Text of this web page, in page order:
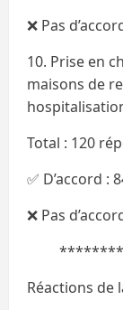
❌ Pas
10. Prise en
maisons de
Total : 120
✅ D’accord :
❌ Pas
Réactions de